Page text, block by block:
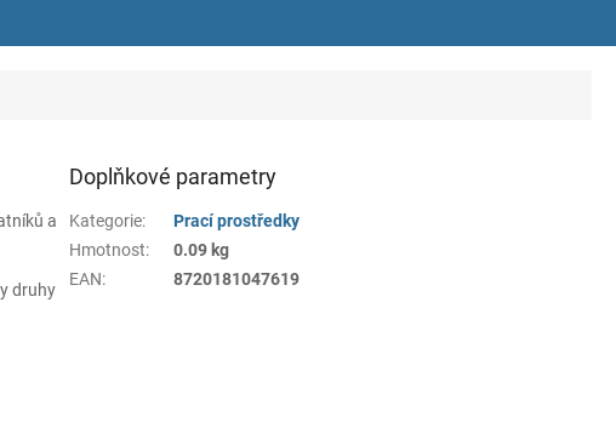
a
druhy
Doplňkové parametry
Kategorie:
Prací prostředky
Hmotnost:
0.09 kg
EAN: 8720181047619